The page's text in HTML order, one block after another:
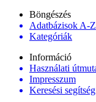
Böngészés
Adatbázisok A-Z
Kategóriák
Információ
Használati
Impresszum
Keresési segítség